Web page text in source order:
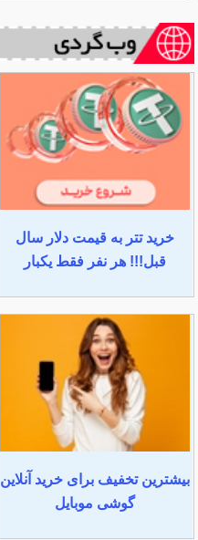
خرید تتر به قیمت دلار سال
قبل!!! هر نفر فقط یکبار
بیشترین تخفیف برای خرید آنلاین
گوشی موبایل